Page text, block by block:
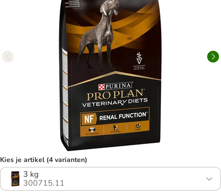
Kies je artikel (4 varianten)
3 kg
300715.11